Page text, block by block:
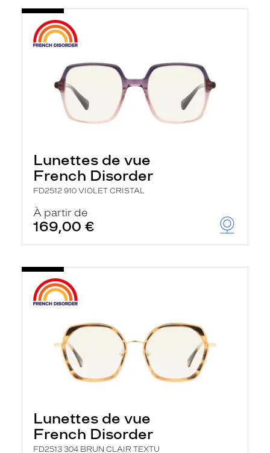
Lunettes de vue
French Disorder
FD2512 910 VIOLET CRISTAL
À partir de
169,00 €
Lunettes de vue
French Disorder
FD2513 304 BRUN CLAIR TEXTU